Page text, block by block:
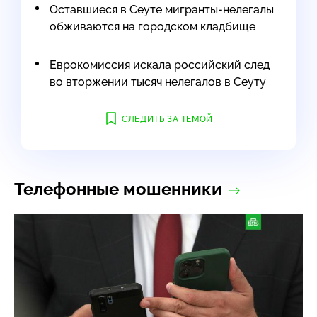
Оставшиеся в Сеуте мигранты-нелегалы
обживаются на городском кладбище
Еврокомиссия искала российский след
во вторжении тысяч нелегалов в Сеуту
СЛЕДИТЬ ЗА ТЕМОЙ
Телефонные мошенники